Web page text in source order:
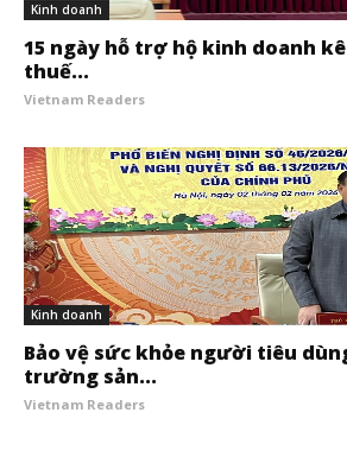
Kinh doanh
15 ngày hỗ trợ hộ kinh doanh
thuế...
Vietnam Readers
Kinh doanh
Bảo vệ sức khỏe người tiêu
trường sản...
Vietnam Readers